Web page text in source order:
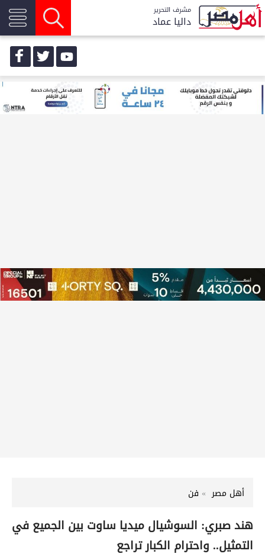
مشرف التحرير
داليا عماد
أهل مصر فن
هند صبري: السوشيال ميديا ساوت بين الجميع في
التمثيل.. واحترام الكبار تراجع